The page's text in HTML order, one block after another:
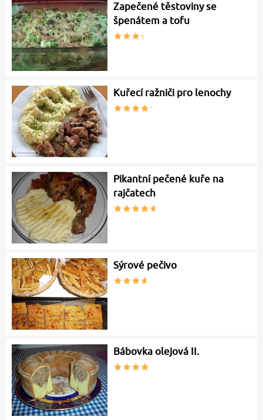
Zapečené těstoviny se
špenátem a tofu
Kuřecí ražniči pro lenochy
Pikantní pečené kuře na
rajčatech
Sýrové pečivo
Bábovka olejová II.